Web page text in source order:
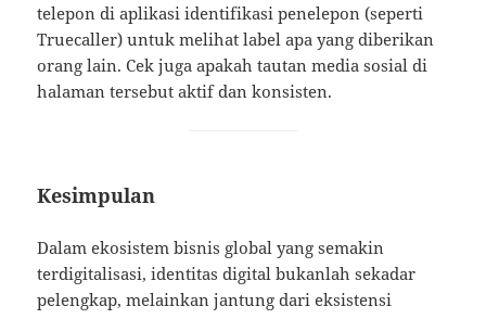
telepon di aplikasi identifikasi penelepon (seperti
Truecaller) untuk melihat label apa yang diberikan
orang lain. Cek juga apakah tautan media sosial di
halaman tersebut aktif dan konsisten.
Kesimpulan
Dalam ekosistem bisnis global yang semakin
terdigitalisasi, identitas digital bukanlah sekadar
pelengkap, melainkan jantung dari eksistensi